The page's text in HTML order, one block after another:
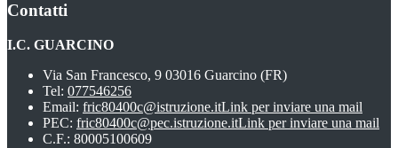
Contatti
I.C. GUARCINO
Via San Francesco, 9 03016 Guarcino (FR)
Tel: 077546256
Email: fric80400c@istruzione.itLink per inviare una mail
PEC: fric80400c@pec.istruzione.itLink per inviare una mail
C.F.: 80005100609